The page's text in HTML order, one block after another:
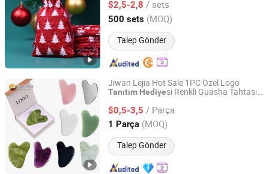
Promosyon Çantası
$2,5-2,8 / sets
500 sets (MOQ)
Talep Gönder
Zhejiang, China Fiyat 2024
Jiwan Lejia Hot Sale 1PC Özel Logo
Tanıtım Hediyesi Renkli Guasha Tahtası
Masaj Güzellik Araçları El Tipi Masaj Aleti
Gua Sha Aracı
$0,5-3,5 / Parça
1 Parça (MOQ)
Talep Gönder
Anshan Jiwan Jade Mattress Co., Ltd
Liaoning, China Fiyat 2025